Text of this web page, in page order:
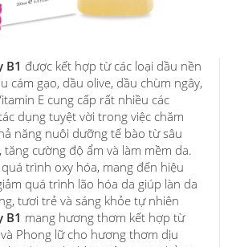
B1 được kết hợp từ các loại dầu nền
cám gạo, dầu olive, dầu chùm ngây,
E cung cấp rất nhiều các
dụng tuyệt vời trong việc chăm
năng nuôi dưỡng tế bào từ sâu
cường độ ẩm và làm mềm da.
trình oxy hóa, mang đến hiệu
quá trình lão hóa da giúp làn da
tươi trẻ và sáng khỏe tự nhiên
B1 mang hương thơm kết hợp từ
Phong lữ cho hương thơm dịu